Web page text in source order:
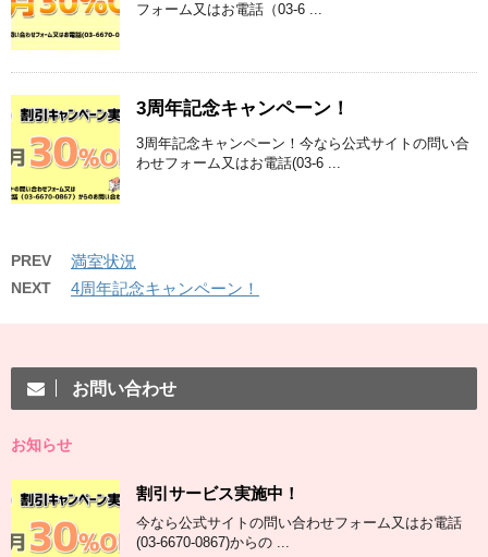
フォーム又はお電話（03-6 ...
3周年記念キャンペーン！
3周年記念キャンペーン！今なら公式サイトの問い合
わせフォーム又はお電話(03-6 ...
PREV 満室状況
NEXT 4周年記念キャンペーン！
お問い合わせ
お知らせ
割引サービス実施中！
今なら公式サイトの問い合わせフォーム又はお電話
(03-6670-0867)からの ...